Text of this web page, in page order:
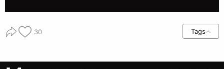
30 Tags